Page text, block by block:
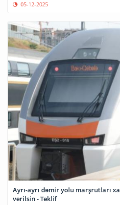
05-12-2025
Ayrı-ayrı dəmir yolu marşrutları
verilsin - Təklif